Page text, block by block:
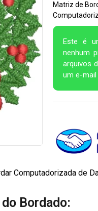
Matriz de
Este é
nenhum
arquivos
um e-mail
Computadorizada de
Bordado: